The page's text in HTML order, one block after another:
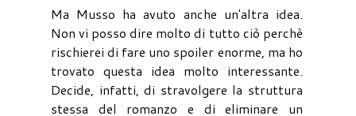
Ma Musso ha avuto anche un'altra idea.
Non vi posso dire molto di tutto ciò perchè
rischierei di fare uno spoiler enorme, ma ho
trovato questa idea molto interessante.
Decide, infatti, di stravolgere la struttura
stessa del romanzo e di eliminare un